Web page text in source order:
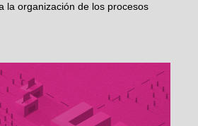
la organización de los procesos